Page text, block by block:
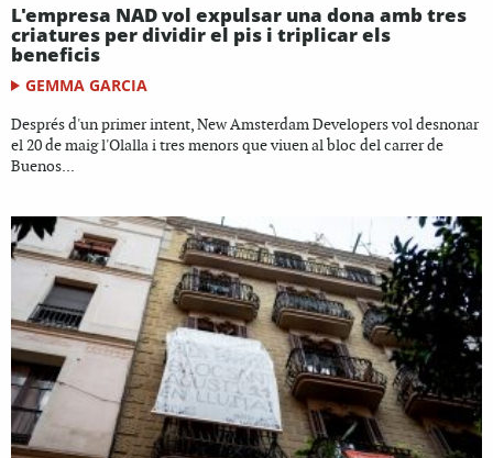
L'empresa NAD vol expulsar una dona amb tres
criatures per dividir el pis i triplicar els
beneficis
GEMMA GARCIA
Després d'un primer intent, New Amsterdam Developers vol desnonar
el 20 de maig l'Olalla i tres menors que viuen al bloc del carrer de
Buenos...